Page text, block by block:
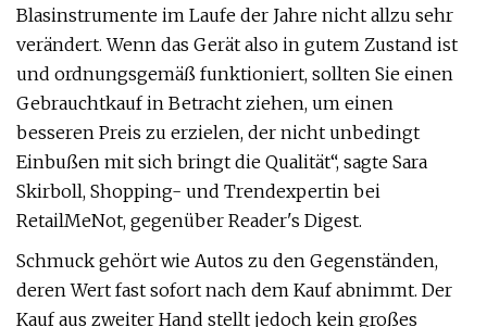
Blasinstrumente im Laufe der Jahre nicht allzu sehr
verändert. Wenn das Gerät also in gutem Zustand ist
und ordnungsgemäß funktioniert, sollten Sie einen
Gebrauchtkauf in Betracht ziehen, um einen
besseren Preis zu erzielen, der nicht unbedingt
Einbußen mit sich bringt die Qualität“, sagte Sara
Skirboll, Shopping- und Trendexpertin bei
RetailMeNot, gegenüber Reader's Digest.
Schmuck gehört wie Autos zu den Gegenständen,
deren Wert fast sofort nach dem Kauf abnimmt. Der
Kauf aus zweiter Hand stellt jedoch kein großes